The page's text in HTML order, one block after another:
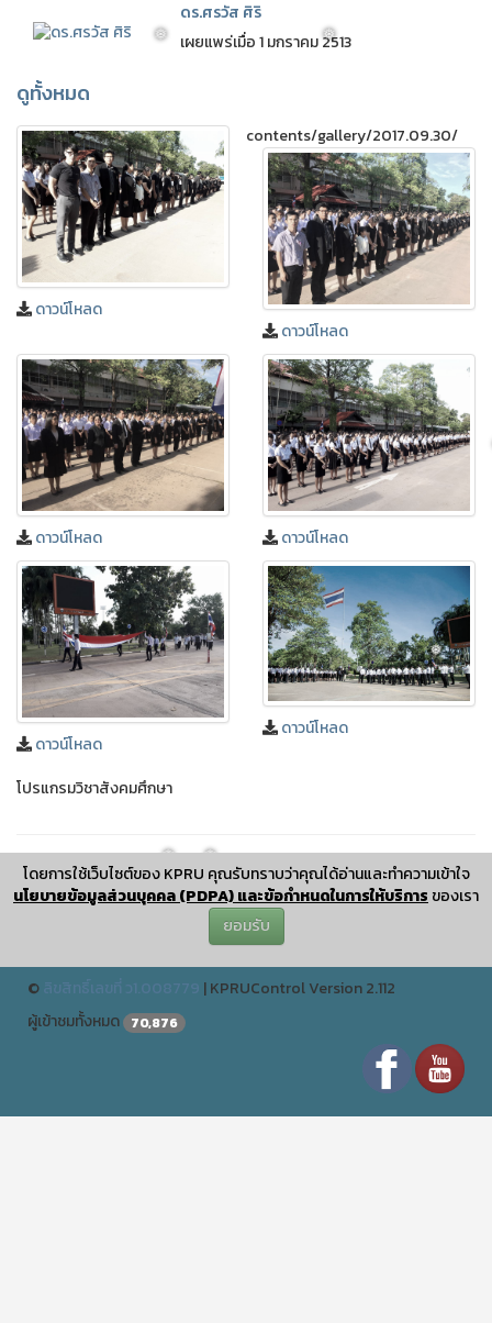
ดร.ศรวัส ศิริ
เผยแพร่เมื่อ 1 มกราคม 2513
ดูทั้งหมด
contents/gallery/2017.09.30/
ดาวน์โหลด
ดาวน์โหลด
ดาวน์โหลด ดาวน์โหลด
ดาวน์โหลด
ดาวน์โหลด
โดยการใช้เว็บไซต์ของ KPRU คุณรับทราบว่าคุณได้อ่านและทำความเข้าใจ
นโยบายข้อมูลส่วนบุคคล (PDPA) และข้อกำหนดในการให้บริการ ของเรา
ยอมรับ
โปรแกรมวิชาสังคมศึกษา
โปรแกรมวิชาสังคมศึกษา คณะครุศาสตร์ อาคารนวัตกรรมการศึกษา
มหาวิทยาลัยราชภัฏกำแพงเพชร
©
|KPRUControl Version 2.112
ผู้เข้าชมทั้งหมด
70,876
❅